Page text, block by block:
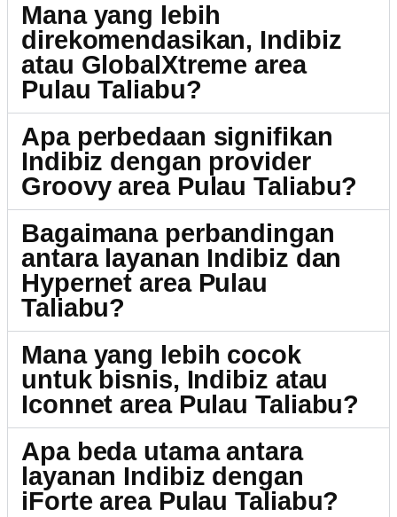
Mana yang lebih
direkomendasikan, Indibiz
atau GlobalXtreme area
Pulau Taliabu?
Apa perbedaan signifikan
Indibiz dengan provider
Groovy area Pulau Taliabu?
Bagaimana perbandingan
antara layanan Indibiz dan
Hypernet area Pulau
Taliabu?
Mana yang lebih cocok
untuk bisnis, Indibiz atau
Iconnet area Pulau Taliabu?
Apa beda utama antara
layanan Indibiz dengan
iForte area Pulau Taliabu?